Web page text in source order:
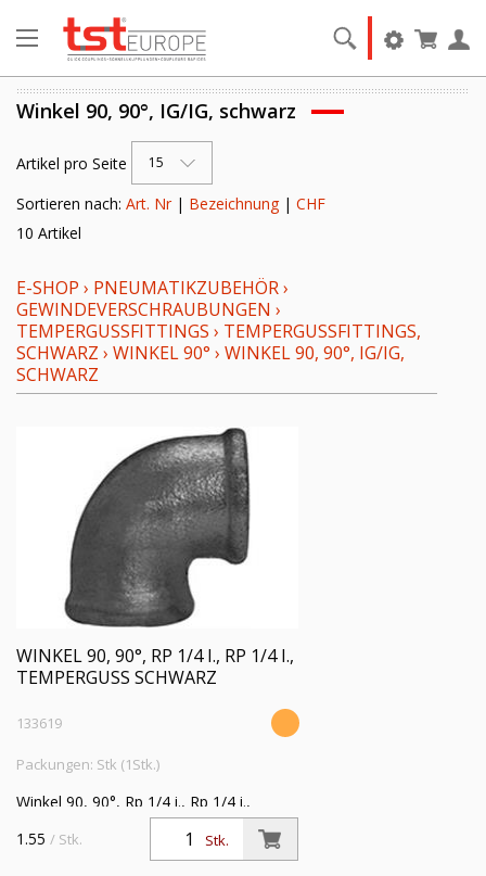
Winkel 90, 90°, IG/IG, schwarz
Artikel pro Seite 15
Sortieren nach: Art. Nr| Bezeichnung| CHF
10 Artikel
E-SHOP › PNEUMATIKZUBEHÖR›
GEWINDEVERSCHRAUBUNGEN ›
TEMPERGUSSFITTINGS › TEMPERGUSSFITTINGS,
SCHWARZ › WINKEL 90° › WINKEL 90, 90°, IG/IG,
SCHWARZ
WINKEL 90, 90°, RP 1/4 I., RP 1/4 I.,
TEMPERGUSS SCHWARZ
133619
Packungen: Stk (1Stk.)
Winkel 90, 90°, Rp 1/4 i., Rp 1/4 i.,
Temperguss schwarz,
Betriebstemperatur -20 °C bis 300 °C,
Stk.
1.55 / Stk.